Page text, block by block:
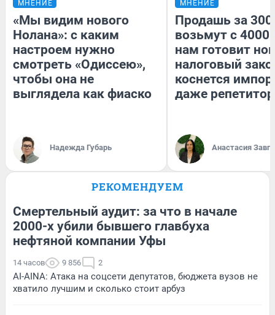
МНЕНИЕ
«Мы видим нового
Нолана»: с каким
настроем нужно
смотреть «Одиссею»,
чтобы она не
выглядела как фиаско
Надежда Губарь
МНЕНИЕ
Продашь за
возьмут с
нам готовит
налоговый
коснется
даже
Анастасия
РЕКОМЕНДУЕМ
Смертельный аудит: за что в начале
2000-х убили бывшего главбуха
нефтяной компании Уфы
14 часов 9 856 2
AI-AINA: Атака на соцсети депутатов, бюджета вузов не
хватило лучшим и сколько стоит арбуз